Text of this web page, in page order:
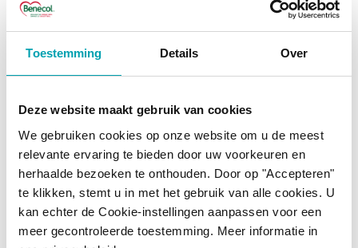
Toestemming Details Over
Deze website maakt gebruik van cookies
We gebruiken cookies op onze website om u de meest
relevante ervaring te bieden door uw voorkeuren en
herhaalde bezoeken te onthouden. Door op "Accepteren"
te klikken, stemt u in met het gebruik van alle cookies. U
kan echter de Cookie-instellingen aanpassen voor een
meer gecontroleerde toestemming. Meer informatie in
QUESTIONS FRÉQUEMMENT
Combien de yaourts ou de
boissons au soja Benecol
dois-je boire chaque jour si je
veux réduire mon taux de